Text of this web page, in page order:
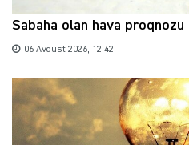
Sabaha olan hava proqnozu
06 Avqust 2026, 12:42